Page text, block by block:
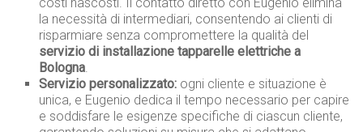
la necessità di intermediari, consentendo ai clienti di
risparmiare senza compromettere la qualità del
servizio di installazione tapparelle elettriche a
Bologna.
Servizio personalizzato: ogni cliente e situazione è
unica, e Eugenio dedica il tempo necessario per capire
e soddisfare le esigenze specifiche di ciascun cliente,